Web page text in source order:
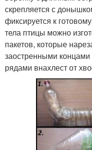
скрепляется с
фиксируется к
тела птицы можно
пакетов, которые
заостренными концами
рядами внахлест от